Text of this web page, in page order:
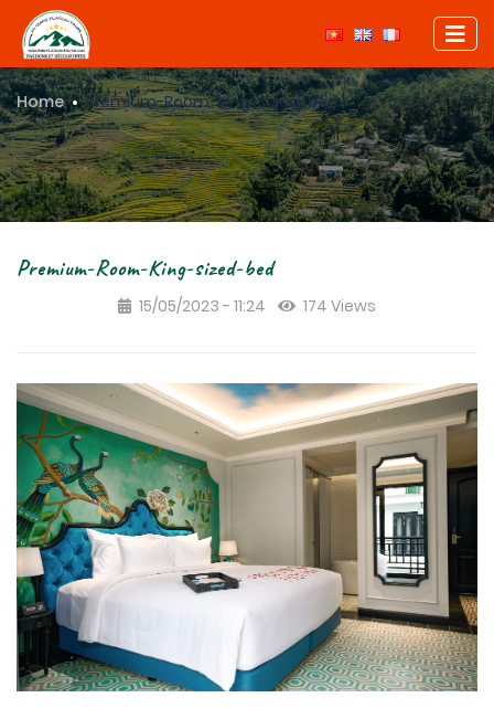
Home Premium-Room-King-sized-bed
Premium-Room-King-sized-bed
15/05/2023 - 11:24 174 Views